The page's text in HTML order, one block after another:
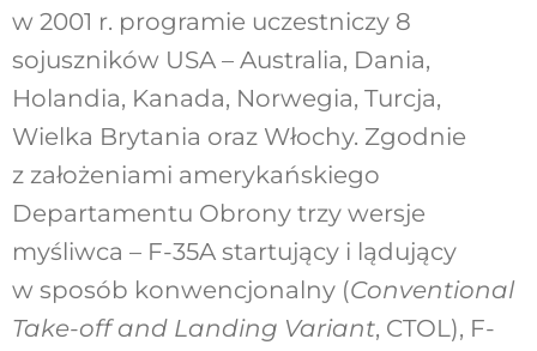
w 2001 r. programie uczestniczy 8
sojuszników USA – Australia, Dania,
Holandia, Kanada, Norwegia, Turcja,
Wielka Brytania oraz Włochy. Zgodnie
z założeniami amerykańskiego
Departamentu Obrony trzy wersje
myśliwca – F-35A startujący i lądujący
w sposób konwencjonalny (Conventional
Take-off and Landing Variant, CTOL), F-